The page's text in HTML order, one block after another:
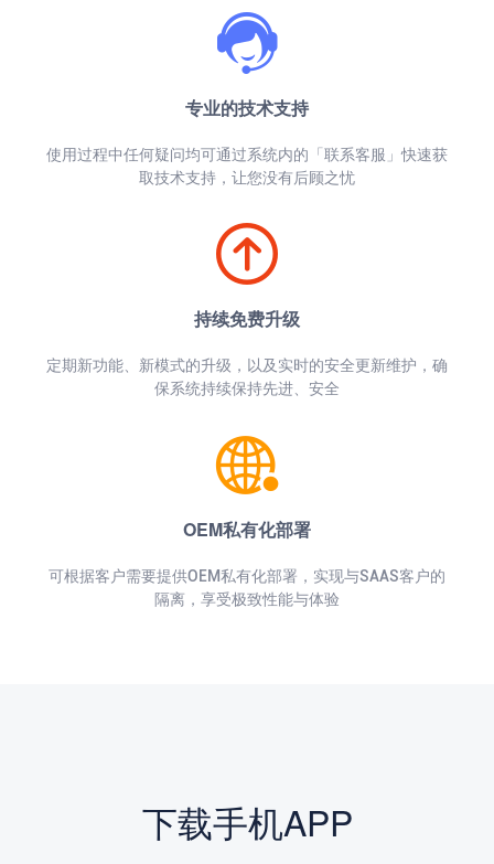
专业的技术支持
使用过程中任何疑问均可通过系统内的「联系客服」快速获
取技术支持，让您没有后顾之忧
持续免费升级
定期新功能、新模式的升级，以及实时的安全更新维护，确
保系统持续保持先进、安全
OEM私有化部署
可根据客户需要提供OEM私有化部署，实现与SAAS客户的
隔离，享受极致性能与体验
下载手机APP